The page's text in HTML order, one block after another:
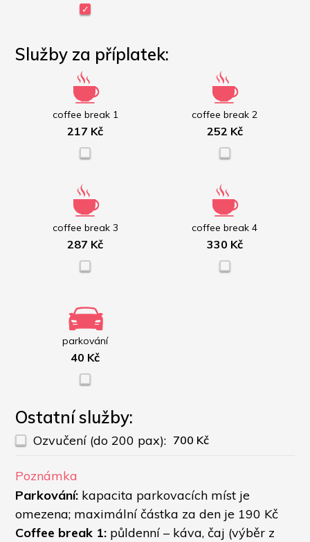
Služby za příplatek:
coffee break 1
217 Kč
coffee break 2
252 Kč
coffee break 3
287 Kč
coffee break 4
330 Kč
parkování
40 Kč
Ostatní služby:
Ozvučení (do 200 pax): 700 Kč
Poznámka
Parkování: kapacita parkovacích míst je
omezena; maximální částka za den je 190 Kč
Coffee break 1: půldenní – káva, čaj (výběr z